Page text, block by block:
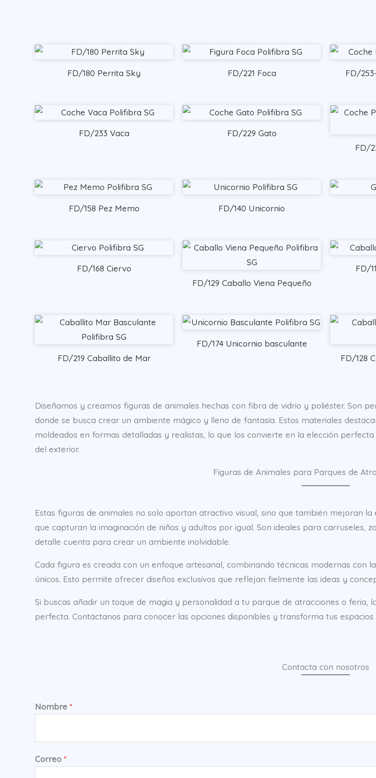
FD/180 Perrita Sky FD/221 Foca FD/
FD/233 Vaca
FD/229 Gato
FD/
FD/158 Pez Memo FD/140 Unicornio
FD/168 Ciervo
FD/129 Caballo Viena Pequeño
FD/
FD/219 Caballito de Mar
FD/174 Unicornio basculante
FD/128
Diseñamos y creamos figuras de animales hechas con fibra de vidrio y poliéster. Son
donde se busca crear un ambiente mágico y lleno de fantasía. Estos materiales
moldeados en formas detalladas y realistas, lo que los convierte en la elección
del exterior.
Figuras de Animales para Parques de
Estas figuras de animales no solo aportan atractivo visual, sino que también mejoran
que capturan la imaginación de niños y adultos por igual. Son ideales para carruseles,
detalle cuenta para crear un ambiente inolvidable.
Cada figura es creada con un enfoque artesanal, combinando técnicas modernas con
únicos. Esto permite ofrecer diseños exclusivos que reflejan fielmente las ideas y
Si buscas añadir un toque de magia y personalidad a tu parque de atracciones o feria,
perfecta. Contáctanos para conocer las opciones disponibles y transforma tus
Contacta con nosotros
Nombre *
Correo *